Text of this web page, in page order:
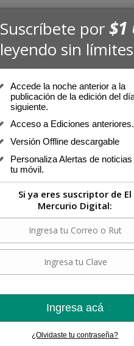
Suscríbete por$1
leyendo sin
Accede la noche anterior a la
publicación de la edición del
siguiente.
Acceso a Ediciones anteriores.
Versión Offline descargable
Personaliza Alertas de noticias
tu móvil.
Si ya eres suscriptor de El
Mercurio Digital:
Ingresa acá
¿Olvidaste tu contraseña?